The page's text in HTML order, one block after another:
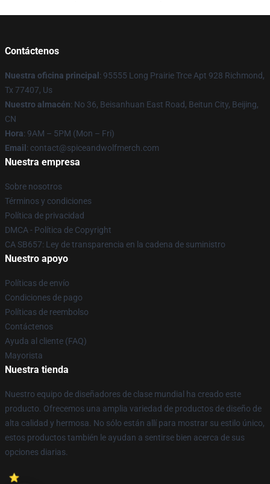
Contáctenos
Nuestra oficina principal : 95555 Long Prairie Trce Apt 928 Richmond,
Tx 77407, Us
Nuestro almacén: No 36, Beisanhuan East Road, Beitun City, Beijing,
CN
Hora: 9AM – 5PM (Mon – Fri)
Email : contact@spiceandwolfmerch.com
Nuestra empresa
Sobre nosotros
Términos y condiciones
Política de privacidad
DMCA - Política de Copyright
CA SB657: Ley de transparencia en la cadena de suministro
Nuestro apoyo
Políticas de envío
Condiciones de pago
Políticas de reembolso
Contáctenos
Ayuda al cliente (FAQ)
Mayorista
Nuestra tienda
Nuestro equipo de diseñadores de clase mundial ha creado este
producto. Ofrecemos una amplia variedad de productos de diseño de
alta calidad y hermosa. No sólo están allí para mostrar su estilo único,
estos productos también le ayudan a sentirse bien acerca de sus
opciones diarias.